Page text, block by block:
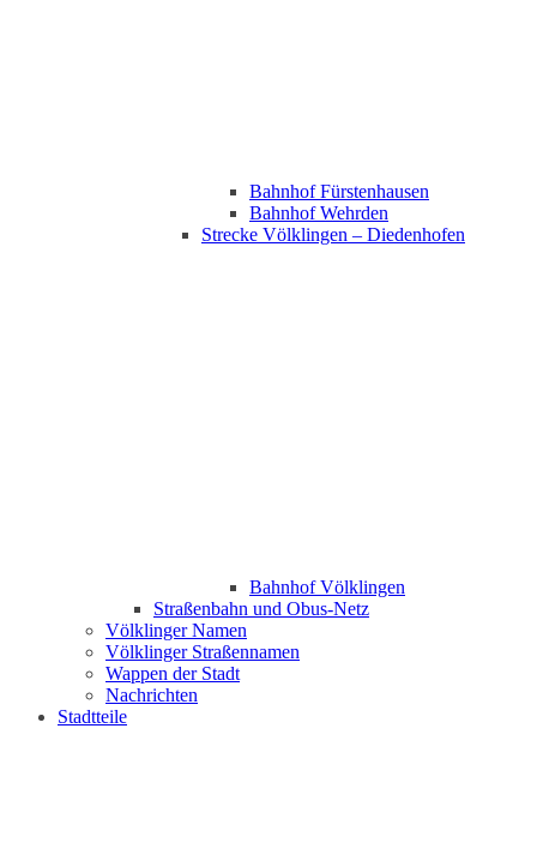
Bahnhof Fürstenhausen
Bahnhof Wehrden
Strecke Völklingen – Diedenhofen
Bahnhof Völklingen
Straßenbahn und Obus-Netz
Völklinger Namen
Völklinger Straßennamen
Wappen der Stadt
Nachrichten
Stadtteile